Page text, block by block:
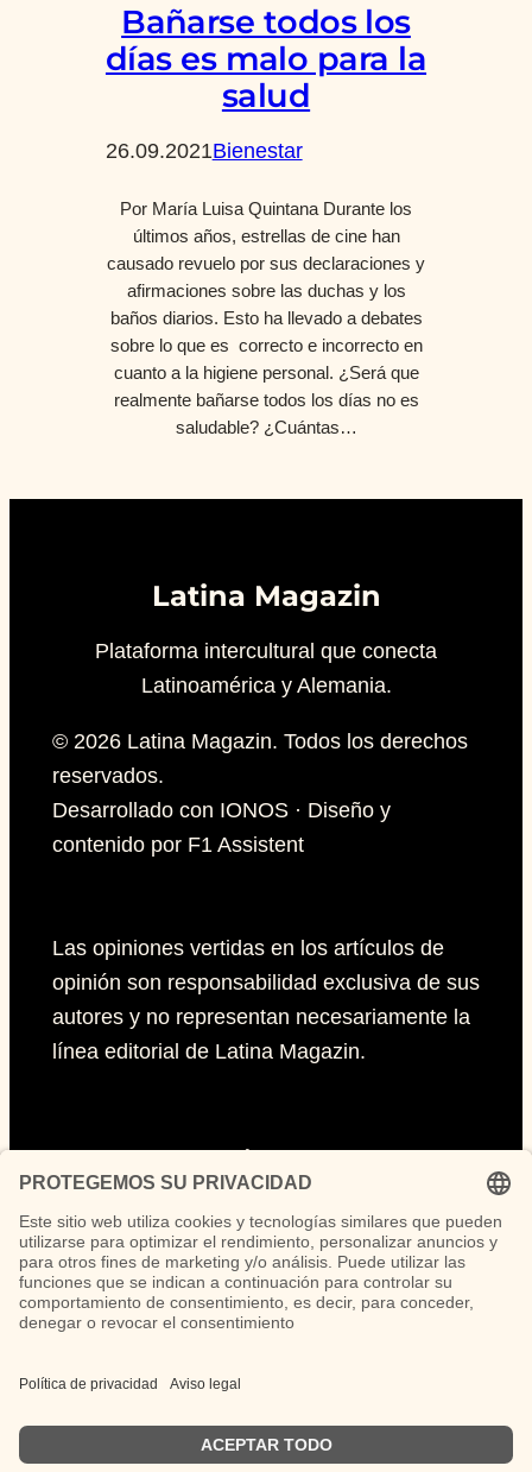
Bañarse todos los
días es malo para la
salud
26.09.2021Bienestar
Por María Luisa Quintana Durante los
últimos años, estrellas de cine han
causado revuelo por sus declaraciones y
afirmaciones sobre las duchas y los
baños diarios. Esto ha llevado a debates
sobre lo que es correcto e incorrecto en
cuanto a la higiene personal. ¿Será que
realmente bañarse todos los días no es
saludable? ¿Cuántas…
Latina Magazin
Plataforma intercultural que conecta
Latinoamérica y Alemania.
© 2026 Latina Magazin. Todos los derechos
reservados.
Desarrollado con IONOS · Diseño y
contenido por F1 Assistent
Las opiniones vertidas en los artículos de
opinión son responsabilidad exclusiva de sus
autores y no representan necesariamente la
línea editorial de Latina Magazin.
Páginas
Impressum
Políticas de privacidad
Políticas de Cookies